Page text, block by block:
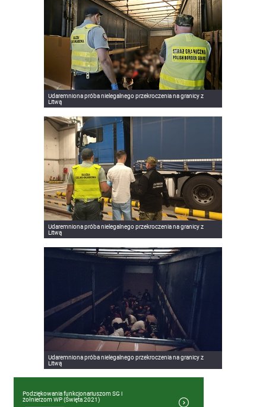
Udaremniona próba nielegalnego przekroczenia na granicy z
Litwą
Udaremniona próba nielegalnego przekroczenia na granicy z
Litwą
Udaremniona próba nielegalnego przekroczenia na granicy z
Litwą
Podziękowania funkcjonariuszom SG i
żołnierzom WP (Święta 2021)